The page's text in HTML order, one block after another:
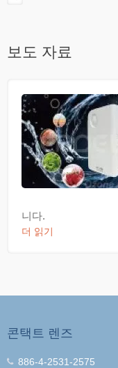
보도 자료
니다.
더 읽기
콘택트 렌즈
886-4-2531-2575